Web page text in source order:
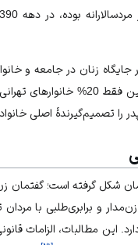
پدر را تصمیم‏‌گیرندۀ اصلی معرفی کرده‌اند.
شکل گرفته است؛
و برابری‏‌طلبی با
این مطالبات،